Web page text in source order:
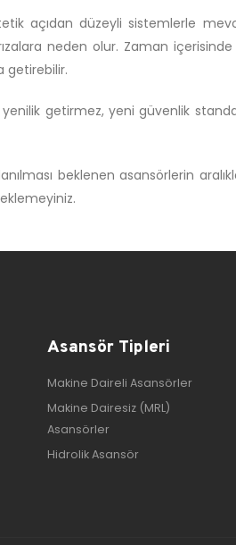
açıdan düzeyli sistemlerle
neden olur. Zaman
getirebilir.
getirmez, yeni güvenlik
beklenen asansörlerin
Asansör Tipleri
Makine Daireli Asansörler
Makine Dairesiz (MRL)
Asansörler
Hidrolik Asansör